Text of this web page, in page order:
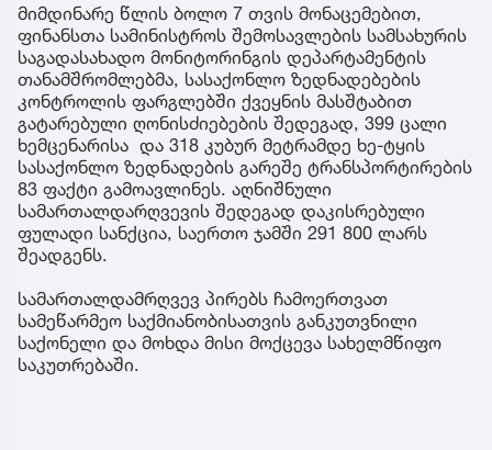
მიმდინარე წლის ბოლო 7 თვის მონაცემებით,
ფინანსთა სამინისტროს შემოსავლების სამსახურის
საგადასახადო მონიტორინგის დეპარტამენტის
თანამშრომლებმა, სასაქონლო ზედნადებების
კონტროლის ფარგლებში ქვეყნის მასშტაბით
გატარებული ღონისძიებების შედეგად, 399 ცალი
ხემცენარისა და 318 კუბურ მეტრამდე ხე-ტყის
სასაქონლო ზედნადების გარეშე ტრანსპორტირების
83 ფაქტი გამოავლინეს. აღნიშნული
სამართალდარღვევის შედეგად დაკისრებული
ფულადი სანქცია, საერთო ჯამში 291 800 ლარს
შეადგენს.
სამართალდამრღვევ პირებს ჩამოერთვათ
სამეწარმეო საქმიანობისათვის განკუთვნილი
საქონელი და მოხდა მისი მოქცევა სახელმწიფო
საკუთრებაში.